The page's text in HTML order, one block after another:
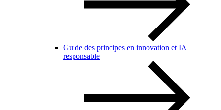
Guide des principes en innovation et IA
responsable